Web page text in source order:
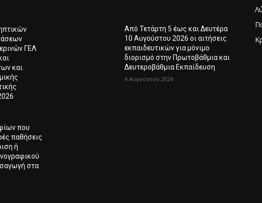
ΓΕΛ
και
που
παθήσεις
ή
στα
Από Τετάρτη 5 έως και Δευτέρα
10 Αυγούστου 2026 οι αιτήσεις
εκπαιδευτικών για μόνιμο
διορισμό στην Πρωτοβάθμια και
Δευτεροβάθμια Εκπαίδευση
4 Αυγούστου 2026